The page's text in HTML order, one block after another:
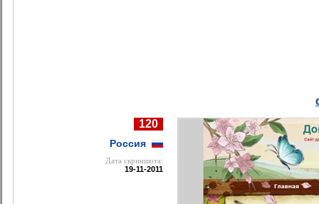
120
Россия
Дата cкриншота:
19-11-2011